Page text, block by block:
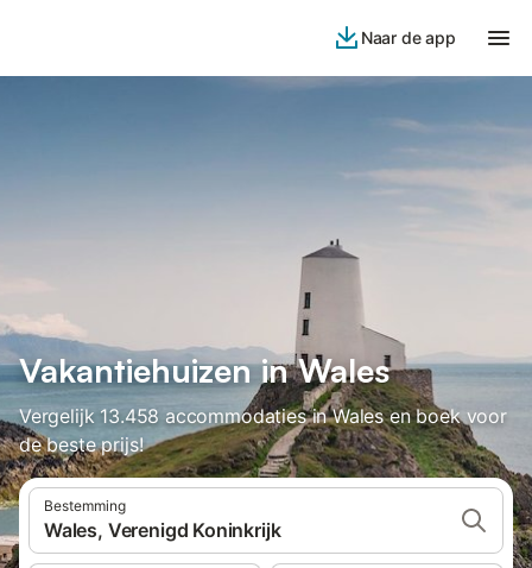
Naar de app
Vakantiehuizen in Wales
Vergelijk 13.458 accommodaties in Wales en boek voor
de beste prijs!
Bestemming
Wales, Verenigd Koninkrijk